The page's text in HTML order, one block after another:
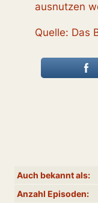
ausnutzen
Quelle: Das
Auch bekannt als:
Anzahl Episoden: